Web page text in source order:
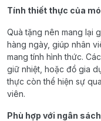
Tính thiết thực của
Quà tặng nên mang lại
hàng ngày, giúp nhân
mang tính hình thức.
giữ nhiệt, hoặc đồ gia
thực còn thể hiện sự
viên.
Phù hợp với ngân